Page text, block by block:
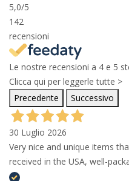
5,0/5
142
recensioni
Le nostre recensioni a 4 e 5
Clicca qui per leggerle tutte >
Precedente
Successivo
30 Luglio 2026
Very nice and unique items
received in the USA, well-